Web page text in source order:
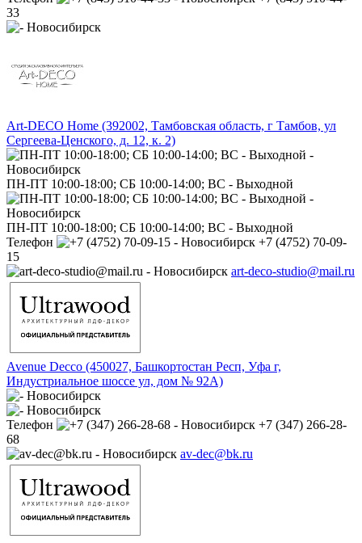
33
Art-DECO Home (392002, Тамбовская область, г Тамбов, ул
Сергеева-Ценского, д. 12, к. 2)
ПН-ПТ 10:00-18:00; СБ 10:00-14:00; ВС - Выходной
ПН-ПТ 10:00-18:00; СБ 10:00-14:00; ВС - Выходной
Телефон
+7 (4752) 70-09-
15
art-deco-studio@mail.ru
Avenue Decco (450027, Башкортостан Респ, Уфа г,
Индустриальное шоссе ул, дом № 92А)
Телефон
+7 (347) 266-28-
68
av-dec@bk.ru